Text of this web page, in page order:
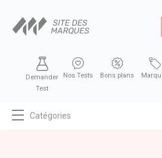
Demander
Test
Nos Tests Bons plans
Catégories